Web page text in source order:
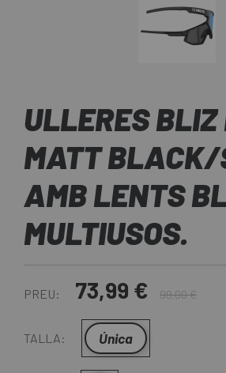
ULLERES BLIZ
MATT BLACK/
AMB LENTS
MULTIUSOS.
PREU: 73,99 € 99,00 €
TALLA: Única